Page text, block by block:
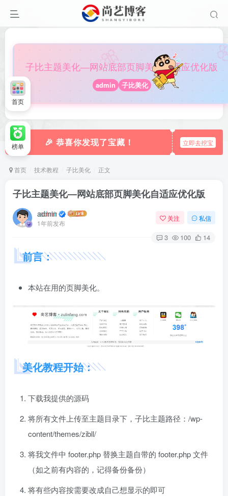
🎀
子比主题美化—网站底部页脚美化自适应优化版
admin 子比美化
🎉 恭喜你发现了宝藏！ 立即去挖宝
首页 技术教程 子比美化 正文
子比主题美化—网站底部页脚美化自适应优化版
admin
1年前发布
关注 私信
3 100 14
前言：
本站在用的页脚美化。
美化教程开始：
下载我提供的源码
将所有文件上传至主题目录下，子比主题路径：/wp-
content/themes/zibll/
将我文件中 footer.php 替换主题自带的 footer.php 文件
（如之前有内容的，记得备份备份）
将有些内容按需要改成自己想显示的即可
首页
榜单